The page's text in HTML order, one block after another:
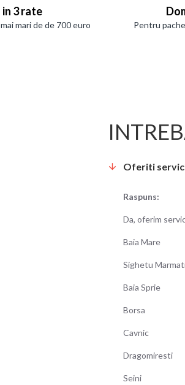
3 rate
mari de de 700 euro Pentru
Oferiti
Raspuns:
Da, oferim
Baia Mare
Sighetu
Baia Sprie
Borsa
Cavnic
Dragomiresti
Seini